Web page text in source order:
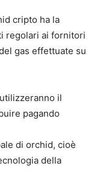
cripto ha la
regolari ai fornitori
gas effettuate su
il
pagando
di orchid, cioè
della